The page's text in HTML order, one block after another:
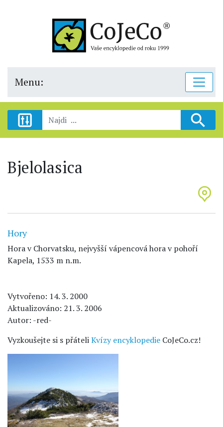
Menu:
Bjelolasica
Hory
Hora v Chorvatsku, nejvyšší vápencová hora v pohoří
Kapela, 1533 m n.m.
Vytvořeno: 14. 3. 2000
Aktualizováno: 21. 3. 2006
Autor: -red-
Vyzkoušejte si s přáteliKvízy encyklopedie CoJeCo.cz!